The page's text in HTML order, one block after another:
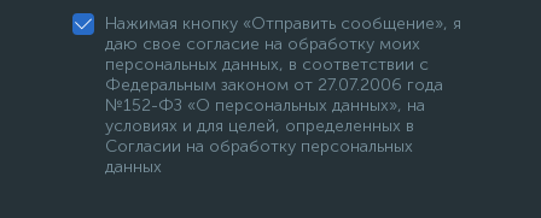
Нажимая кнопку «Отправить сообщение», я
даю свое согласие на обработку моих
персональных данных, в соответствии с
Федеральным законом от 27.07.2006 года
№152-ФЗ «О персональных данных», на
условиях и для целей, определенных в
Согласии на обработку персональных
данных